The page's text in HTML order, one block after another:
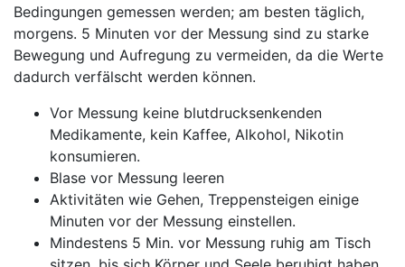
Bedingungen gemessen werden; am besten täglich,
morgens. 5 Minuten vor der Messung sind zu starke
Bewegung und Aufregung zu vermeiden, da die Werte
dadurch verfälscht werden können.
Vor Messung keine blutdrucksenkenden
Medikamente, kein Kaffee, Alkohol, Nikotin
konsumieren.
Blase vor Messung leeren
Aktivitäten wie Gehen, Treppensteigen einige
Minuten vor der Messung einstellen.
Mindestens 5 Min. vor Messung ruhig am Tisch